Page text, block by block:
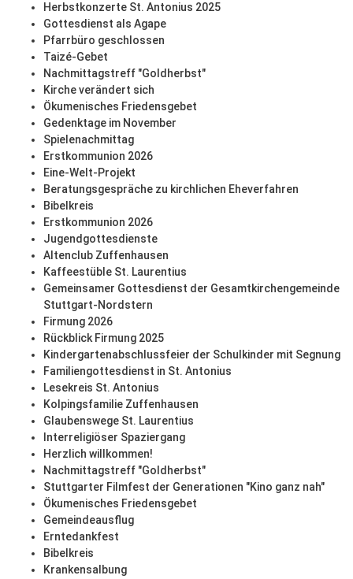
Herbstkonzerte St. Antonius 2025
Gottesdienst als Agape
Pfarrbüro geschlossen
Taizé-Gebet
Nachmittagstreff "Goldherbst"
Kirche verändert sich
Ökumenisches Friedensgebet
Gedenktage im November
Spielenachmittag
Erstkommunion 2026
Eine-Welt-Projekt
Beratungsgespräche zu kirchlichen Eheverfahren
Bibelkreis
Erstkommunion 2026
Jugendgottesdienste
Altenclub Zuffenhausen
Kaffeestüble St. Laurentius
Gemeinsamer Gottesdienst der Gesamtkirchengemeinde
Stuttgart-Nordstern
Firmung 2026
Rückblick Firmung 2025
Kindergartenabschlussfeier der Schulkinder mit Segnung
Familiengottesdienst in St. Antonius
Lesekreis St. Antonius
Kolpingsfamilie Zuffenhausen
Glaubenswege St. Laurentius
Interreligiöser Spaziergang
Herzlich willkommen!
Nachmittagstreff "Goldherbst"
Stuttgarter Filmfest der Generationen "Kino ganz nah"
Ökumenisches Friedensgebet
Gemeindeausflug
Erntedankfest
Bibelkreis
Krankensalbung